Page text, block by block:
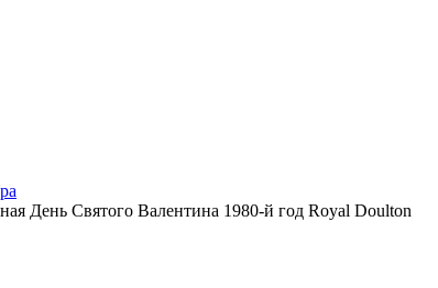
День Святого Валентина 1980-й год Royal Doulton